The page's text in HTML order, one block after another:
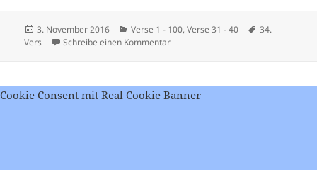
Veröffentlicht
am
3. November 2016 Kategorien
Verse 1 - 100,Verse 31 - 40 Schlagwörter
34.
Vers
Schreibe einen Kommentarzu Viveka Chudamani – Vers 34
Cookie Consent mit Real Cookie Banner